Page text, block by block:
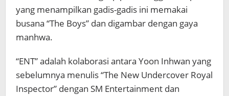
yang menampilkan gadis-gadis ini memakai
busana “The Boys” dan digambar dengan gaya
manhwa.
“ENT” adalah kolaborasi antara Yoon Inhwan yang
sebelumnya menulis “The New Undercover Royal
Inspector” dengan SM Entertainment dan